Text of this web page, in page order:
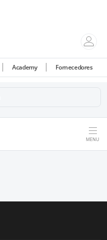
Academy Fornecedores
MENU